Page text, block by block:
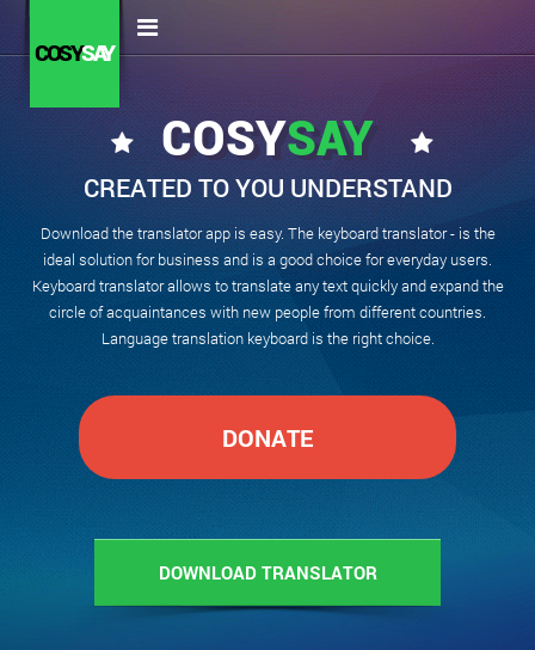
COSYSAY
COSYSAY
CREATED TO YOU UNDERSTAND
Download the translator app is easy. The keyboard translator - is the
ideal solution for business and is a good choice for everyday users.
Keyboard translator allows to translate any text quickly and expand the
circle of acquaintances with new people from different countries.
Language translation keyboard is the right choice.
DONATE
DOWNLOAD TRANSLATOR